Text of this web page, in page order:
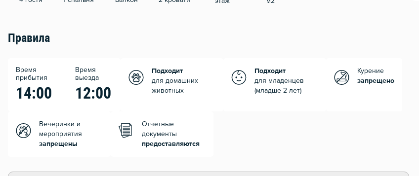
Правила
Время
прибытия
14:00
Время
выезда
12:00
Подходит
для домашних
животных
Подходит
для младенцев
(младше 2 лет)
Курение
запрещено
Вечеринки и
мероприятия
запрещены
Отчетные
документы
предоставляются